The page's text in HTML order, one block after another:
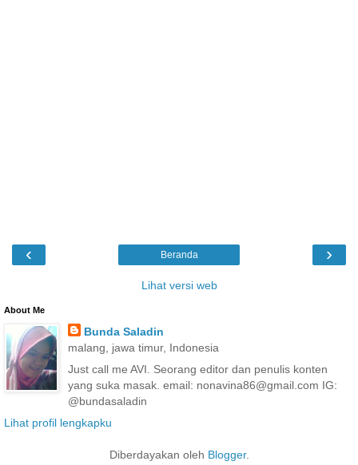
‹ ›
Beranda
Lihat versi web
About Me
Bunda Saladin
malang, jawa timur, Indonesia
Just call me AVI. Seorang editor dan penulis konten
yang suka masak. email: nonavina86@gmail.com IG:
@bundasaladin
Lihat profil lengkapku
Diberdayakan oleh Blogger.